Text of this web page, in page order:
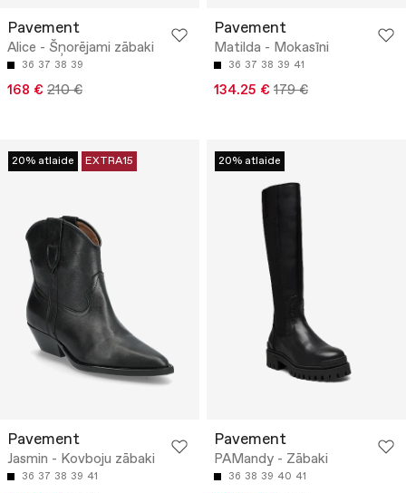
Pavement
Alice - Šņorējami zābaki
36 37 38 39
168 € 210 €
Pavement
Matilda - Mokasīni
36 37 38 39 41
134.25 € 179 €
20% atlaide EXTRA15
Pavement
Jasmin - Kovboju zābaki
36 37 38 39 41
20% atlaide
Pavement
PAMandy - Zābaki
36 38 39 40 41